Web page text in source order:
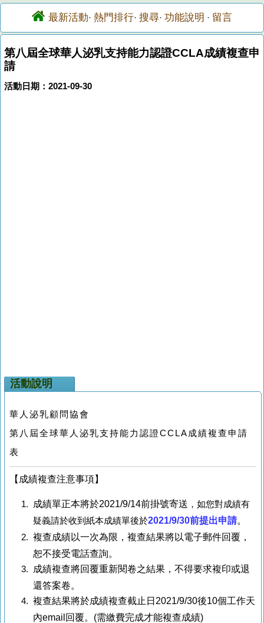
最新活動· 熱門排行· 搜尋· 功能說明 · 留言
第八屆全球華人泌乳支持能力認證CCLA成績複查申
請
活動日期：2021-09-30
活動說明
華人泌乳顧問協會
第八屆全球華人泌乳支持能力認證CCLA成績複查申請
表
【成績複查注意事項】
成績單正本將於2021/9/14前掛號寄送 ，如您對成績有
疑義請於收到紙本成績單後於2021/9/30前提出申請。
複查成績以一次為限，複查結果將以電子郵件回覆，
恕不接受電話查詢。
成績複查將回覆重新閱卷之結果，不得要求複印或退
還答案卷。
複查結果將於成績複查截止日2021/9/30後10個工作天
內email回覆。(需繳費完成才能複查成績)